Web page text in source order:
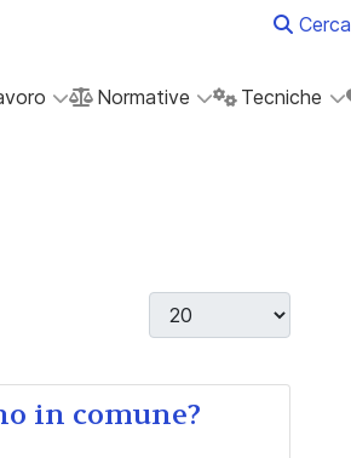
Cerca
Normative Tecniche
Visualizza #
in comune?